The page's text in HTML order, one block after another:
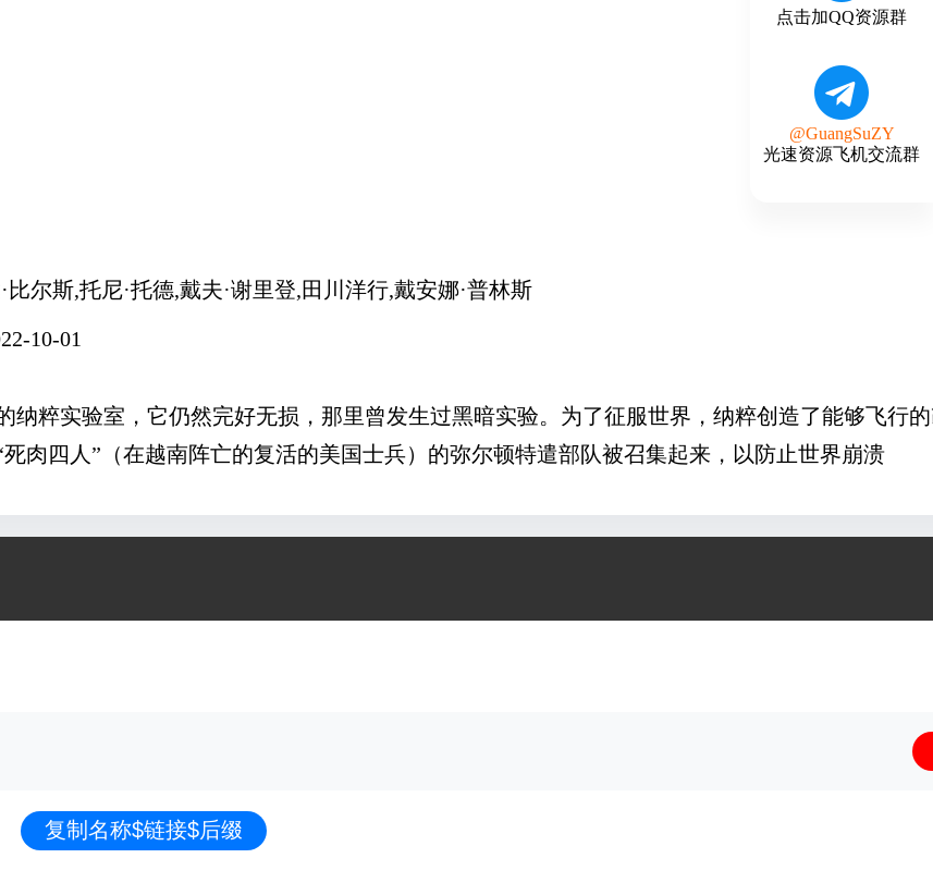
比尔斯,托尼·托德,戴夫·谢里登,田川洋行,戴安娜·普林斯
10-01
纳粹实验室，它仍然完好无损，那里曾发生过黑暗实验。为了征服世界，纳粹创造了能够飞行
肉四人”（在越南阵亡的复活的美国士兵）的弥尔顿特遣部队被召集起来，以防止世界崩溃
复制名称$链接$后缀
点击加QQ资源群
@GuangSuZY
光速资源飞机交流群